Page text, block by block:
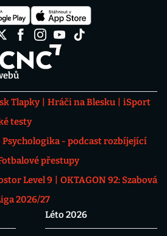
Tlapky Hráči na Blesku
iSport
testy
Psychologika - podcast rozbíjející
přestupy
Level 9
OKTAGON 92: Szabová
2026/27
Léto 2026